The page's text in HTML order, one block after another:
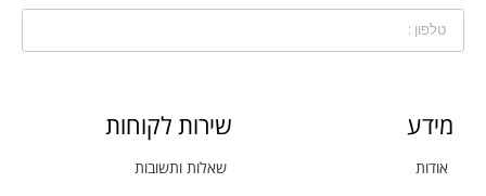
מידע
אודות
שירות לקוחות
שאלות ותשובות